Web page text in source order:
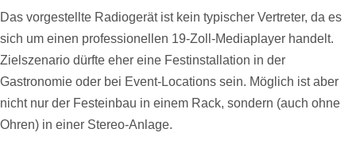
Das vorgestellte Radiogerät ist kein typischer Vertreter, da es
sich um einen professionellen 19-Zoll-Mediaplayer handelt.
Zielszenario dürfte eher eine Festinstallation in der
Gastronomie oder bei Event-Locations sein. Möglich ist aber
nicht nur der Festeinbau in einem Rack, sondern (auch ohne
Ohren) in einer Stereo-Anlage.